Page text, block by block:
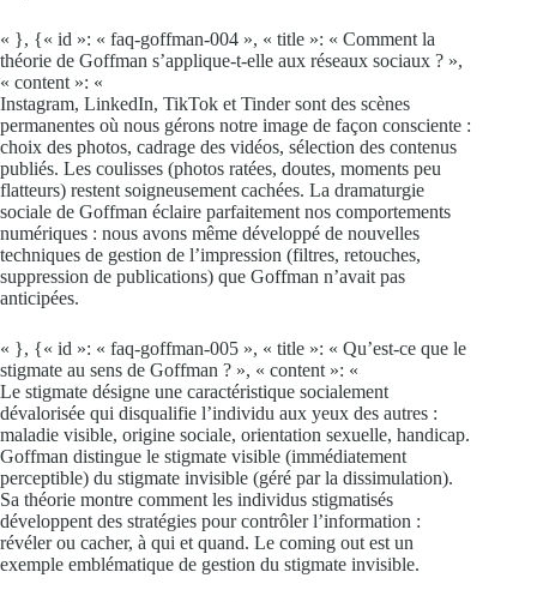
« }, {« id »: « faq-goffman-004 », « title »: « Comment la
théorie de Goffman s’applique-t-elle aux réseaux sociaux ? »,
« content »: «
Instagram, LinkedIn, TikTok et Tinder sont des scènes
permanentes où nous gérons notre image de façon consciente :
choix des photos, cadrage des vidéos, sélection des contenus
publiés. Les coulisses (photos ratées, doutes, moments peu
flatteurs) restent soigneusement cachées. La dramaturgie
sociale de Goffman éclaire parfaitement nos comportements
numériques : nous avons même développé de nouvelles
techniques de gestion de l’impression (filtres, retouches,
suppression de publications) que Goffman n’avait pas
anticipées.
« }, {« id »: « faq-goffman-005 », « title »: « Qu’est-ce que le
stigmate au sens de Goffman ? », « content »: «
Le stigmate désigne une caractéristique socialement
dévalorisée qui disqualifie l’individu aux yeux des autres :
maladie visible, origine sociale, orientation sexuelle, handicap.
Goffman distingue le stigmate visible (immédiatement
perceptible) du stigmate invisible (géré par la dissimulation).
Sa théorie montre comment les individus stigmatisés
développent des stratégies pour contrôler l’information :
révéler ou cacher, à qui et quand. Le coming out est un
exemple emblématique de gestion du stigmate invisible.